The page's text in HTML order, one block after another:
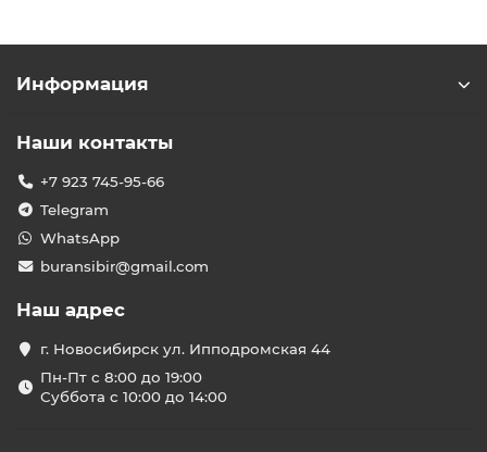
Информация
Наши контакты
+7 923 745-95-66
Telegram
WhatsApp
buransibir@gmail.com
Наш адрес
г. Новосибирск ул. Ипподромская 44
Пн-Пт с 8:00 до 19:00
Суббота с 10:00 до 14:00